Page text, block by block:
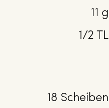
11 g
1/2 TL
18 Scheiben